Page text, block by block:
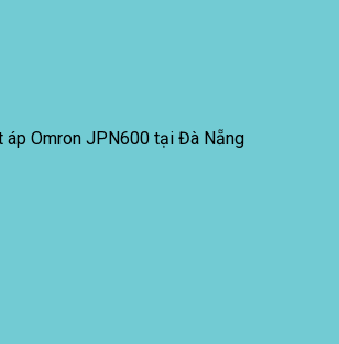
áp Omron JPN600 tại Đà Nẵng